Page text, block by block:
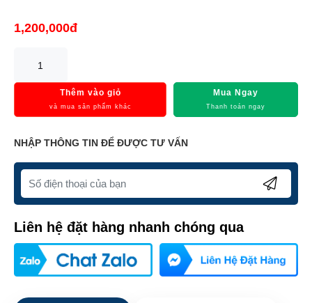
1,200,000đ
Thêm vào giỏ
và mua sản phẩm khác
Mua Ngay
Thanh toán ngay
NHẬP THÔNG TIN ĐỂ ĐƯỢC TƯ VẤN
Liên hệ đặt hàng nhanh chóng qua